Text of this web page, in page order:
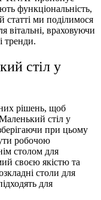
функціональність,
статті ми поділимося
вітальні, враховуючи
тренди.
стіл у
рішень, щоб
стіл у
при цьому
робочою
столом для
своєю якістю та
столи для
для